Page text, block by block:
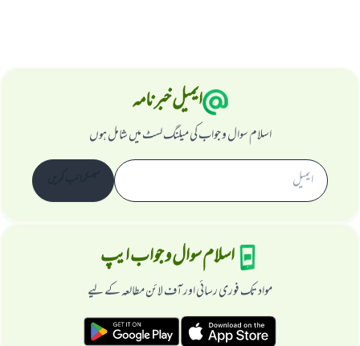
ایمیل خبرنامہ
اسلام سوال و جواب کی میلنگ لسٹ میں شامل ہوں
اسلام سوال و جواب ایپ
مواد تک فوری رسائی اور آف لائن مطالعہ کے لیے